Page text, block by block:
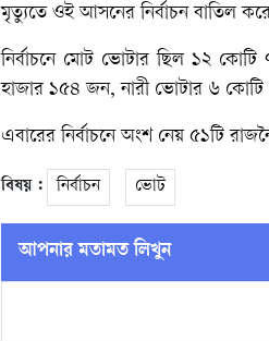
মৃত্যুতে ওই আসনের নির্বাচন বাতিল
নির্বাচনে মোট ভোটার ছিল ১২
হাজার ১৫৪ জন, নারী ভোটার ৬
এবারের নির্বাচনে অংশ নেয় ৫১টি
বিষয় : নির্বাচন ভোট
আপনার মতামত লিখুন